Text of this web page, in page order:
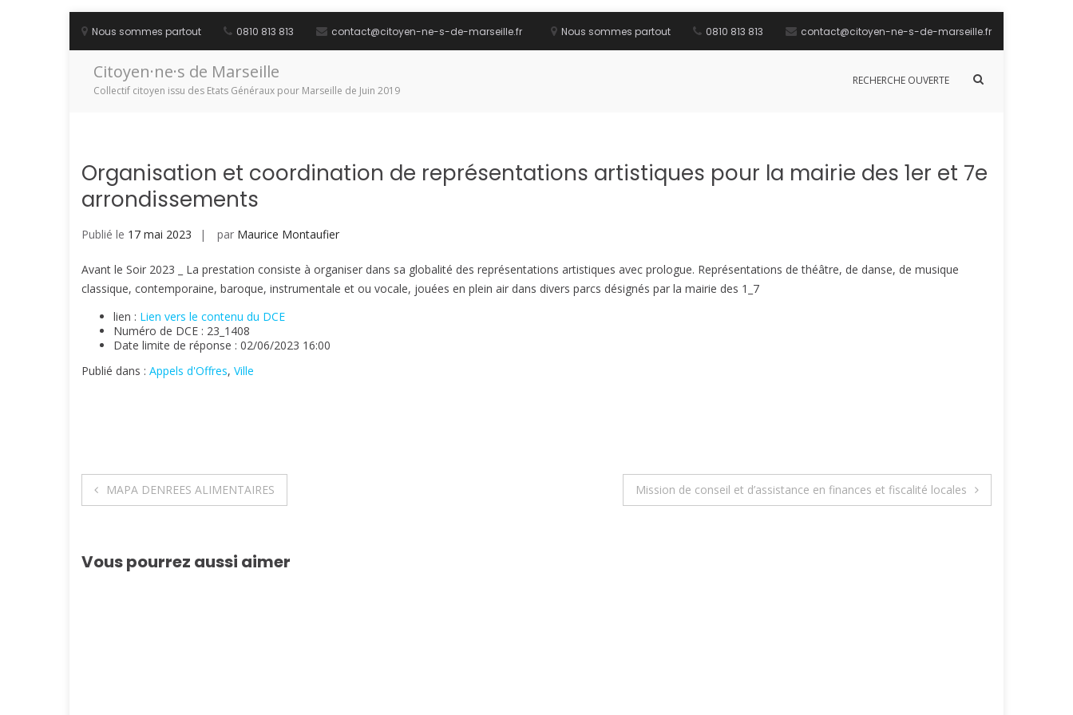
contenu
Nous sommes partout 0810 813 813 contact@citoyen-ne-s-de-marseille.fr Nous sommes partout 0810 813 813 contact@citoyen-ne-s-de-marseille.fr
Citoyen·ne·s de Marseille
Collectif citoyen issu des Etats Généraux pour Marseille de Juin 2019
RECHERCHE OUVERTE
Afficher
Organisation et coordination de représentations artistiques pour la mairie des 1er et 7e
arrondissements
Publié le 17 mai 2023 par Maurice Montaufier
Avant le Soir 2023 _ La prestation consiste à organiser dans sa globalité des représentations artistiques avec prologue. Représentations de théâtre, de danse, de musique
classique, contemporaine, baroque, instrumentale et ou vocale, jouées en plein air dans divers parcs désignés par la mairie des 1_7
lien : Lien vers le contenu du DCE
Numéro de DCE : 23_1408
Date limite de réponse : 02/06/2023 16:00
Publié dans : Appels d'Offres, Ville
Navigation
l’article
MAPA DENREES ALIMENTAIRES Mission de conseil et d’assistance en finances et fiscalité locales
Vous pourrez aussi aimer